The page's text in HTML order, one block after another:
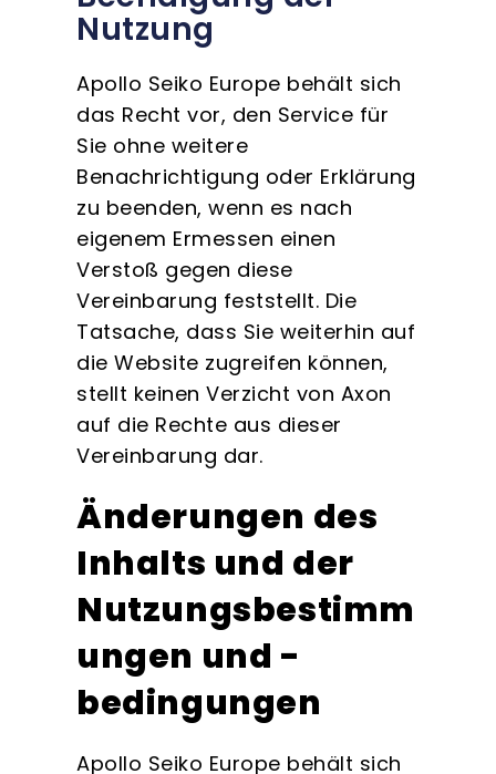
Nutzung
Apollo Seiko Europe behält sich
das Recht vor, den Service für
Sie ohne weitere
Benachrichtigung oder Erklärung
zu beenden, wenn es nach
eigenem Ermessen einen
Verstoß gegen diese
Vereinbarung feststellt. Die
Tatsache, dass Sie weiterhin auf
die Website zugreifen können,
stellt keinen Verzicht von Axon
auf die Rechte aus dieser
Vereinbarung dar.
Änderungen des
Inhalts und der
Nutzungsbestimm
ungen und -
bedingungen
Apollo Seiko Europe behält sich